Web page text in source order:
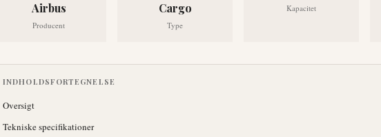
Airbus
Producent
Cargo
Type
Kapacitet
INDHOLDSFORTEGNELSE
Oversigt
Tekniske specifikationer